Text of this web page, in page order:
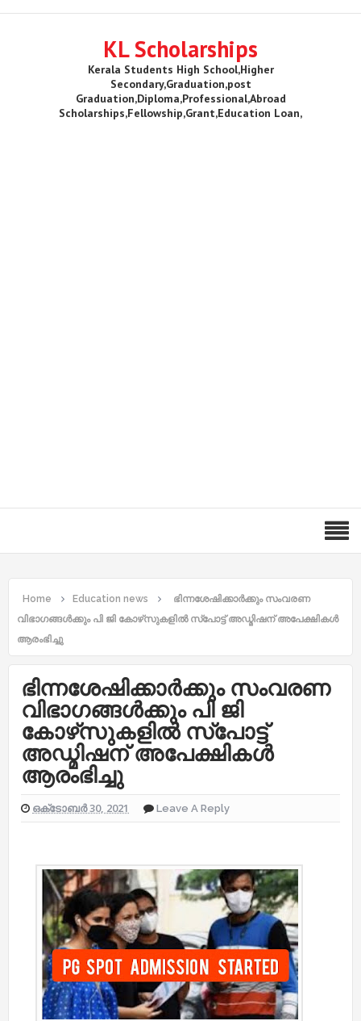
KL Scholarships
Kerala Students High School,Higher
Secondary,Graduation,post
Graduation,Diploma,Professional,Abroad
Scholarships,Fellowship,Grant,Education Loan,
Home Education news
ഭിന്നശേഷിക്കാര്‍ക്കും സംവരണ
വിഭാഗങ്ങള്‍ക്കും പി ജി കോഴ്‌സുകളില്‍ സ്‌പോട്ട് അഡ്മിഷന് അപേക്ഷികൾ
ആരംഭിച്ചു
ഭിന്നശേഷിക്കാര്‍ക്കും സംവരണ
വിഭാഗങ്ങള്‍ക്കും പി ജി
കോഴ്‌സുകളില്‍ സ്‌പോട്ട്
അഡ്മിഷന് അപേക്ഷികൾ
ആരംഭിച്ചു
ഒക്‌ടോബർ 30, 2021 Leave A Reply